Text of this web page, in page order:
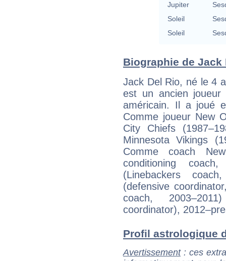
Jupiter
Soleil
Soleil
Biographie de Jack
Jack Del Rio, né le 4
est un ancien joueur
américain. Il a joué
Comme joueur New
City Chiefs
Minnesota Vikings
Comme coach
conditioning
(Linebackers
(defensive
coach,
coordinator),
Profil astrologique
Avertissement: ces